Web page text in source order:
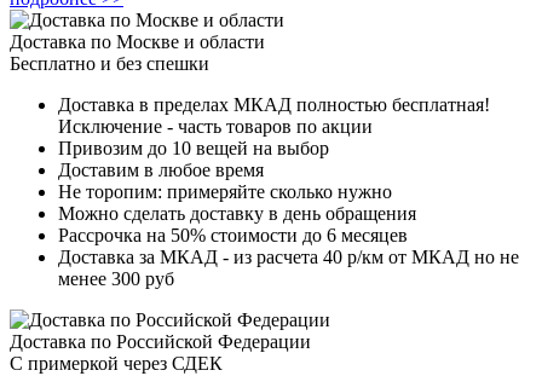
Доставка по Москве и области
Бесплатно и без спешки
Доставка в пределах МКАД полностью бесплатная!
Исключение - часть товаров по акции
Привозим до 10 вещей на выбор
Доставим в любое время
Не торопим: примеряйте сколько нужно
Можно сделать доставку в день обращения
Рассрочка на 50% стоимости до 6 месяцев
Доставка за МКАД - из расчета 40 р/км от МКАД но не
менее 300 руб
Доставка по Российской Федерации
С примеркой через СДЕК